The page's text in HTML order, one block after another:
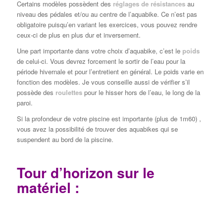
Certains modèles possèdent des réglages de résistancesau
niveau des pédales et/ou au centre de l’aquabike. Ce n’est pas
obligatoire puisqu’en variant les exercices, vous pouvez rendre
ceux-ci de plus en plus dur et inversement.
Une part importante dans votre choix d’aquabike, c’est le poids
de celui-ci. Vous devrez forcement le sortir de l’eau pour la
période hivernale et pour l’entretient en général. Le poids varie en
fonction des modèles. Je vous conseille aussi de vérifier s’il
possède des roulettespour le hisser hors de l’eau, le long de la
paroi.
Si la profondeur de votre piscine est importante (plus de 1m60) ,
vous avez la possibilité de trouver des aquabikes qui se
suspendent au bord de la piscine.
Tour d’horizon sur le
matériel :